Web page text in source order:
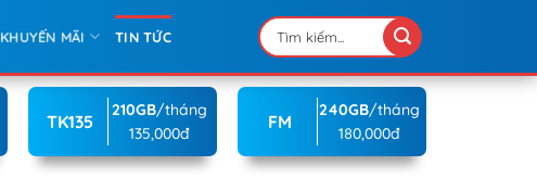
KHUYẾN MÃI TIN TỨC
TK135
210GB/tháng
135,000đ
FM
240GB/tháng
180,000đ